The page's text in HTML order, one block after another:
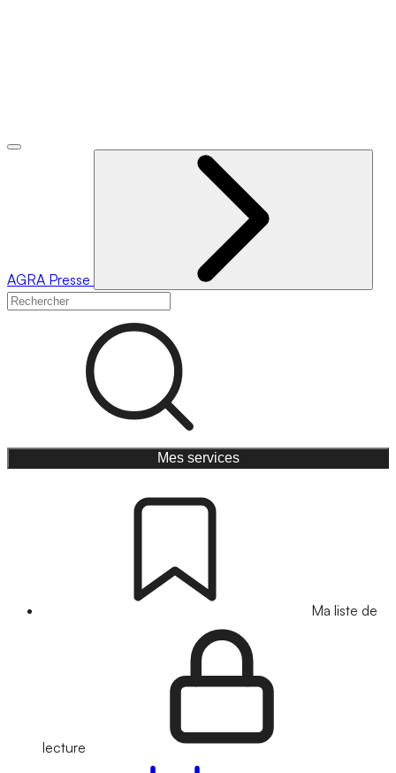
AGRA Presse
Mes services
Ma liste de
lecture